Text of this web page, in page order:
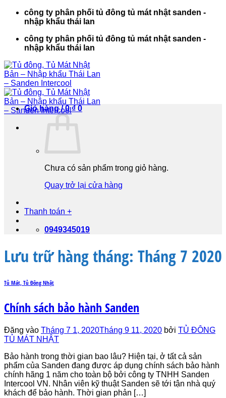
dung
công ty phân phối tủ đông tủ mát nhật sanden -
nhập khẩu thái lan
công ty phân phối tủ đông tủ mát nhật sanden -
nhập khẩu thái lan
Giỏ hàng /0₫ 0
Chưa có sản phẩm trong giỏ hàng.
Quay trở lại cửa hàng
Thanh toán +
0949345019
Lưu trữ hàng tháng: Tháng 7 2020
Tủ Mát, Tủ Đông Nhật
Chính sách bảo hành Sanden
Đăng vào Tháng 7 1, 2020Tháng 9 11, 2020 bởi TỦ ĐÔNG
TỦ MÁT NHẬT
Bảo hành trong thời gian bao lâu? Hiện tại, ở tất cả sản
phẩm của Sanden đang được áp dụng chính sách bảo hành
chính hãng 1 năm cho toàn bộ bởi công ty TNHH Sanden
Intercool VN. Nhân viên kỹ thuật Sanden sẽ tới tận nhà quý
khách để bảo hành. Thời gian phản […]